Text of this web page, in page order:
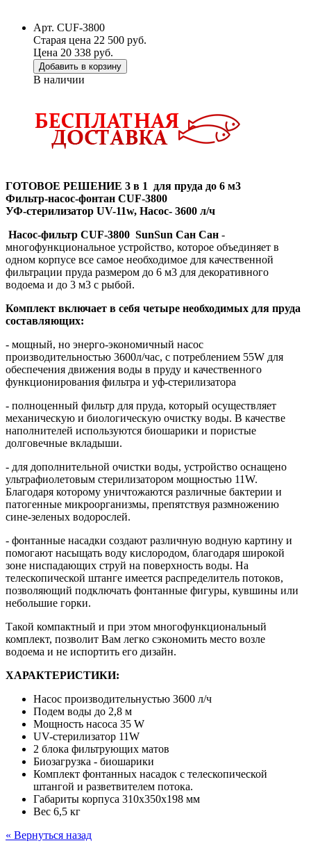
Арт. CUF-3800
Старая цена 22 500 руб.
Цена 20 338 руб.
Добавить в корзину
В наличии
ГОТОВОЕ РЕШЕНИЕ 3 в 1 для пруда до 6 м3
Фильтр-насос-фонтан CUF-3800
УФ-стерилизатор UV-11w, Насос- 3600 л/ч
Насос-фильтр CUF-3800 SunSun Сан Сан -
многофункциональное устройство, которое объединяет в
одном корпусе все самое необходимое для качественной
фильтрации пруда размером до 6 м3 для декоративного
водоема и до 3 м3 с рыбой.
Комплект включает в себя четыре необходимых для пруда
составляющих:
- мощный, но энерго-экономичный насос
производительностью 3600л/час, с потреблением 55W для
обеспечения движения воды в пруду и качественного
функционирования фильтра и уф-стерилизатора
- полноценный фильтр для пруда, который осуществляет
механическую и биологическую очистку воды. В качестве
наполнителей используются биошарики и пористые
долговечные вкладыши.
- для дополнительной очистки воды, устройство оснащено
ультрафиолетовым стерилизатором мощностью 11W.
Благодаря которому уничтожаются различные бактерии и
патогенные микроорганизмы, препятствуя размножению
сине-зеленых водорослей.
- фонтанные насадки создают различную водную картину и
помогают насыщать воду кислородом, благодаря широкой
зоне ниспадающих струй на поверхность воды. На
телескопической штанге имеется распределитель потоков,
позволяющий подключать фонтанные фигуры, кувшины или
небольшие горки.
Такой компактный и при этом многофункциональный
комплект, позволит Вам легко сэкономить место возле
водоема и не испортить его дизайн.
ХАРАКТЕРИСТИКИ:
Насос производительнустью 3600 л/ч
Подем воды до 2,8 м
Мощность насоса 35 W
UV-стерилизатор 11W
2 блока фильтрующих матов
Биозагрузка - биошарики
Комплект фонтанных насадок с телескопической
штангой и разветвителем потока.
Габариты корпуса 310х350х198 мм
Вес 6,5 кг
« Вернуться назад